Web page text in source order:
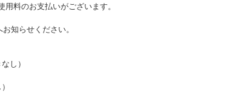
料のお支払いがございます。
知らせください。
し）